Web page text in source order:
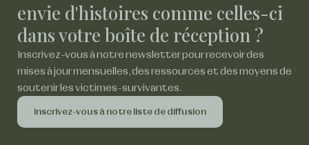
envie d'histoires comme celles-ci
dans votre boîte de réception ?
Inscrivez-vous à notre newsletter pour recevoir des
mises à jour mensuelles, des ressources et des moyens de
soutenir les victimes-survivantes.
inscrivez-vous à notre liste de diffusion